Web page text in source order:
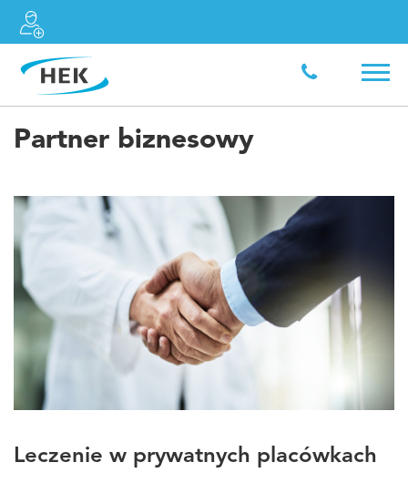
Partner biznesowy
Leczenie w prywatnych placówkach